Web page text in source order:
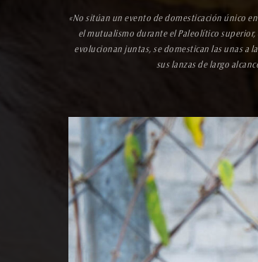
«No sitúan un evento de domesticación único
el mutualismo durante el Paleolítico superior,
evolucionan juntas, se domestican las unas a
sus lanzas de largo